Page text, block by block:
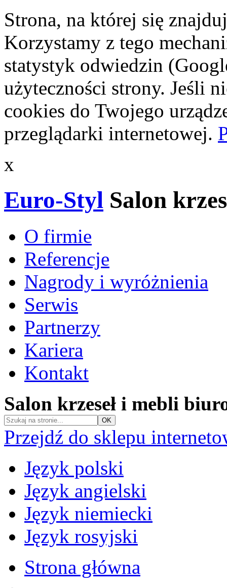
Strona, na której się
Korzystamy z tego
statystyk odwiedzin
użyteczności strony. Jeśli
cookies do Twojego
przeglądarki internetowej.
x
Euro-Styl Salon
O firmie
Referencje
Nagrody i wyróżnienia
Serwis
Partnerzy
Kariera
Kontakt
Salon krzeseł i mebli
Przejdź do sklepu
Język polski
Język angielski
Język niemiecki
Język rosyjski
Strona główna